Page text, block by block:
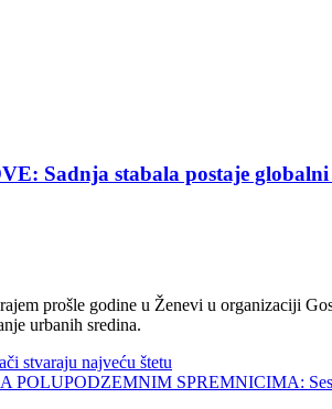
Sadnja stabala postaje
prošle godine u Ženevi u organizaciji
urbanih sredina.
stvaraju najveću štetu
SPREMNICIMA: